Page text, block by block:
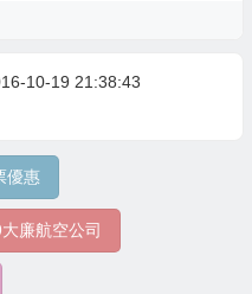
10-19 21:38:43
優惠
廉航空公司